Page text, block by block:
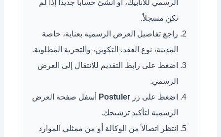
الرسمي للأنابيك، أو أنشئ حساباً جديداً إذا لم
تكن مسجلاً.
راجع تفاصيل العرض الرسمية بعناية، خاصة
المدينة، نوع العقد، التكوين، والتجربة المطلوبة.
اضغط على رابط التقديم للانتقال إلى العرض
الرسمي.
اضغط على زر Postuler
أسفل صفحة العرض
الرسمية لتأكيد ترشيحك.
انتظر اتصالاً من الوكالة أو من ممثلي الموارد